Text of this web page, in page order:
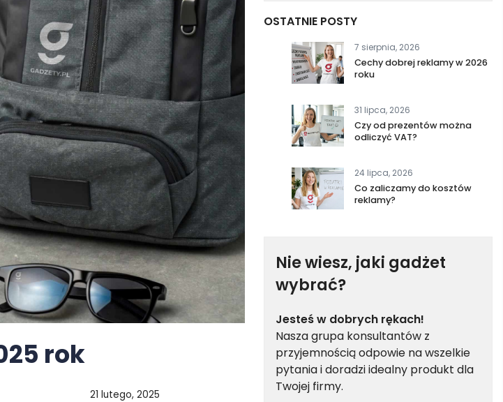
rok
21 lutego, 2025
OSTATNIE POSTY
Cechy dobrej reklamy w 2026
roku
7 sierpnia, 2026
Czy od prezentów można
odliczyć VAT?
31 lipca, 2026
Co zaliczamy do kosztów
reklamy?
24 lipca, 2026
Nie wiesz, jaki gadżet
wybrać?
Jesteś w dobrych rękach!
Nasza grupa konsultantów z
przyjemnością odpowie na wszelkie
pytania i doradzi idealny produkt dla
Twojej firmy.